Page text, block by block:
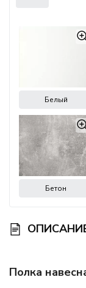
Белый
Бетон
Полка